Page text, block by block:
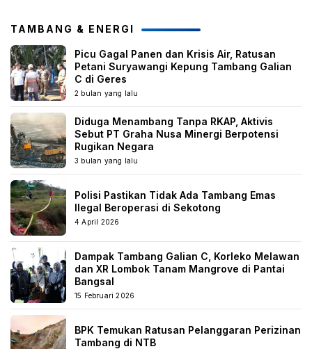
TAMBANG & ENERGI
Picu Gagal Panen dan Krisis Air, Ratusan
Petani Suryawangi Kepung Tambang Galian
C di Geres
2 bulan yang lalu
Diduga Menambang Tanpa RKAP, Aktivis
Sebut PT Graha Nusa Minergi Berpotensi
Rugikan Negara
3 bulan yang lalu
Polisi Pastikan Tidak Ada Tambang Emas
Ilegal Beroperasi di Sekotong
4 April 2026
Dampak Tambang Galian C, Korleko Melawan
dan XR Lombok Tanam Mangrove di Pantai
Bangsal
15 Februari 2026
BPK Temukan Ratusan Pelanggaran Perizinan
Tambang di NTB